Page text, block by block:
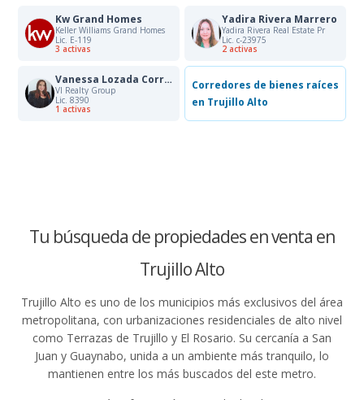
Kw Grand Homes
Keller Williams Grand Homes
Lic. E-119
3 activas
Yadira Rivera Marrero
Yadira Rivera Real Estate Pr
Lic. c-23975
2 activas
Vanessa Lozada Corredora Bienes L8390
Vl Realty Group
Lic. 8390
1 activas
Corredores de bienes raíces
en Trujillo Alto
Tu búsqueda de propiedades en venta en
Trujillo Alto
Trujillo Alto es uno de los municipios más exclusivos del área
metropolitana, con urbanizaciones residenciales de alto nivel
como Terrazas de Trujillo y El Rosario. Su cercanía a San
Juan y Guaynabo, unida a un ambiente más tranquilo, lo
mantienen entre los más buscados del este metro.